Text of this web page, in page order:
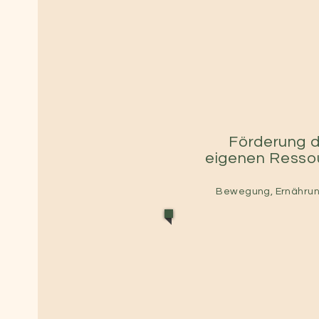
Förderung
eigenen
Bewegung,